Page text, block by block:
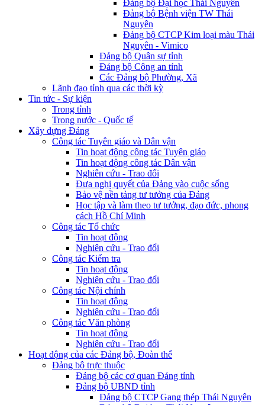
Đảng bộ Đại học Thái Nguyên
Đảng bộ Bệnh viện TW Thái
Nguyên
Đảng bộ CTCP Kim loại màu Thái
Nguyên - Vimico
Đảng bộ Quân sự tỉnh
Đảng bộ Công an tỉnh
Các Đảng bộ Phường, Xã
Lãnh đạo tỉnh qua các thời kỳ
Tin tức - Sự kiện
Trong tỉnh
Trong nước - Quốc tế
Xây dựng Đảng
Công tác Tuyên giáo và Dân vận
Tin hoạt động công tác Tuyên giáo
Tin hoạt động công tác Dân vận
Nghiên cứu - Trao đổi
Đưa nghị quyết của Đảng vào cuộc sống
Bảo vệ nền tảng tư tưởng của Đảng
Học tập và làm theo tư tưởng, đạo đức, phong
cách Hồ Chí Minh
Công tác Tổ chức
Tin hoạt động
Nghiên cứu - Trao đổi
Công tác Kiểm tra
Tin hoạt động
Nghiên cứu - Trao đổi
Công tác Nội chính
Tin hoạt động
Nghiên cứu - Trao đổi
Công tác Văn phòng
Tin hoạt động
Nghiên cứu - Trao đổi
Hoạt động của các Đảng bộ, Đoàn thể
Đảng bộ trực thuộc
Đảng bộ các cơ quan Đảng tỉnh
Đảng bộ UBND tỉnh
Đảng bộ CTCP Gang thép Thái Nguyên